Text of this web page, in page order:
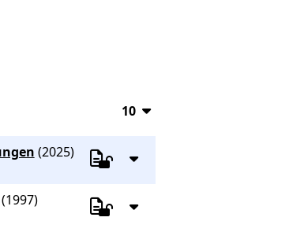
10
20
(2025)
(1997)